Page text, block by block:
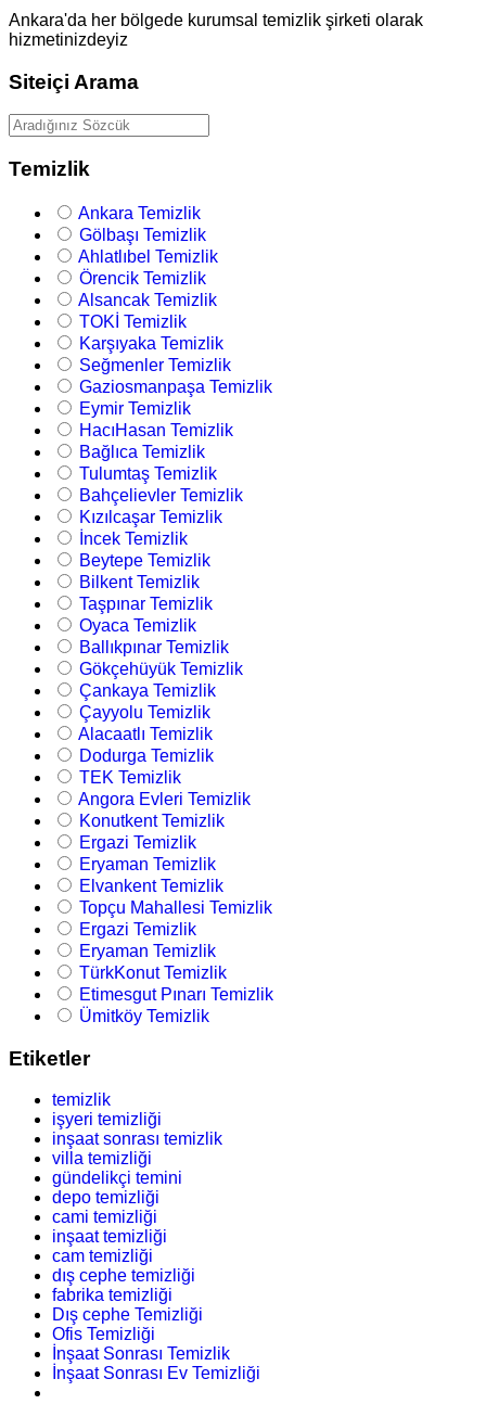
Ankara'da her bölgede kurumsal temizlik şirketi olarak
hizmetinizdeyiz
Siteiçi Arama
Temizlik
Ankara Temizlik
Gölbaşı Temizlik
Ahlatlıbel Temizlik
Örencik Temizlik
Alsancak Temizlik
TOKİ Temizlik
Karşıyaka Temizlik
Seğmenler Temizlik
Gaziosmanpaşa Temizlik
Eymir Temizlik
HacıHasan Temizlik
Bağlıca Temizlik
Tulumtaş Temizlik
Bahçelievler Temizlik
Kızılcaşar Temizlik
İncek Temizlik
Beytepe Temizlik
Bilkent Temizlik
Taşpınar Temizlik
Oyaca Temizlik
Ballıkpınar Temizlik
Gökçehüyük Temizlik
Çankaya Temizlik
Çayyolu Temizlik
Alacaatlı Temizlik
Dodurga Temizlik
TEK Temizlik
Angora Evleri Temizlik
Konutkent Temizlik
Ergazi Temizlik
Eryaman Temizlik
Elvankent Temizlik
Topçu Mahallesi Temizlik
Ergazi Temizlik
Eryaman Temizlik
TürkKonut Temizlik
Etimesgut Pınarı Temizlik
Ümitköy Temizlik
Etiketler
temizlik
işyeri temizliği
inşaat sonrası temizlik
villa temizliği
gündelikçi temini
depo temizliği
cami temizliği
inşaat temizliği
cam temizliği
dış cephe temizliği
fabrika temizliği
Dış cephe Temizliği
Ofis Temizliği
İnşaat Sonrası Temizlik
İnşaat Sonrası Ev Temizliği